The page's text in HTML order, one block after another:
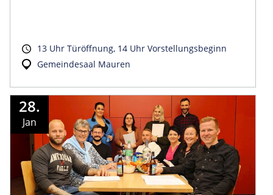
13 Uhr Türöffnung, 14 Uhr Vorstellungsbeginn
Gemeindesaal Mauren
28.
Jan